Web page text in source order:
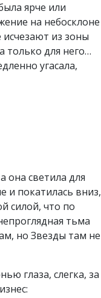
ярче или
на небосклоне
из зоны
только для него…
угасала,
она светила для
и покатилась вниз,
силой, что по
тьма
но Звезды там не
глаза, слегка, за